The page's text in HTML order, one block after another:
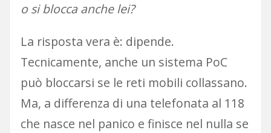
o si blocca anche lei?
La risposta vera è: dipende.
Tecnicamente, anche un sistema PoC
può bloccarsi se le reti mobili collassano.
Ma, a differenza di una telefonata al 118
che nasce nel panico e finisce nel nulla se